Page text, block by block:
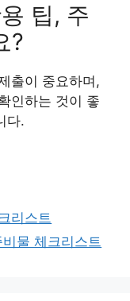
팁, 주
?
출이 중요하며,
인하는 것이 좋
다.
리스트
물 체크리스트